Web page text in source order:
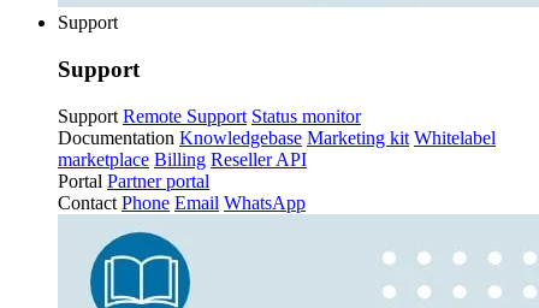
Support
Support
Support Remote Support Status monitor
Documentation Knowledgebase Marketing kit Whitelabel
marketplace Billing Reseller API
Portal Partner portal
Contact Phone Email WhatsApp